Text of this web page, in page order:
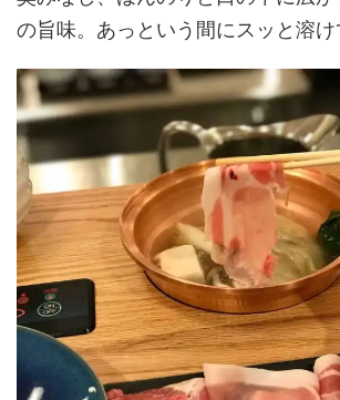
の旨味。あっという間にスッと溶け